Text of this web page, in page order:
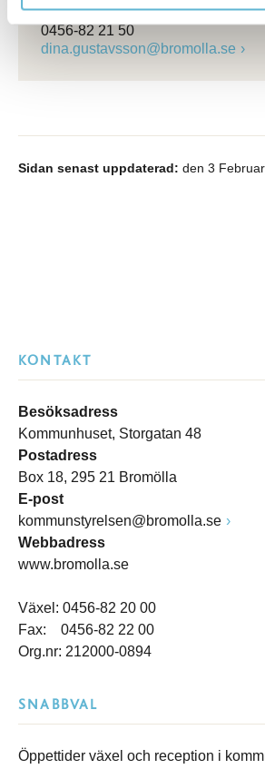
Bemanningschef
0456-82 21 50
dina.gustavsson@bromolla.se
Sidan senast uppdaterad: den 3
KONTAKT
Besöksadress
Kommunhuset, Storgatan 48
Postadress
Box 18, 295 21 Bromölla
E-post
kommunstyrelsen@bromolla.se
Webbadress
www.bromolla.se
Växel: 0456-82 20 00
Fax: 0456-82 22 00
Org.nr: 212000-0894
SNABBVAL
Öppettider växel och reception i